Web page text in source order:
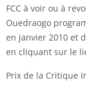
FCC à voir ou à
Ouedraogo
en janvier 2010 et
en cliquant sur le
Prix de la Critique